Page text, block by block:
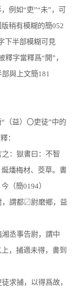
例如“吏”“未”，可
稍有模糊的簡052
下半部模糊可見
釋字當釋爲“開”，
與上文簡181
益）〇吏徒”中的
：
：獄書曰：不智
烻燔梅材、茭草。書
（簡0194）
謂都〼尉磨鄉，益
丞事告尉，謂中
，捕適未得，書到
徒求捕，以得爲故，